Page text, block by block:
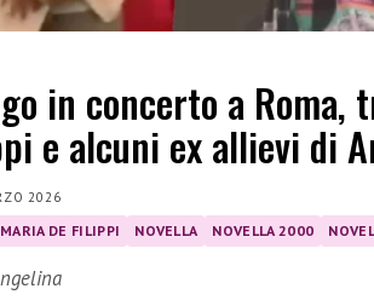
in concerto a Roma,
e alcuni ex allievi di
2026
MARIA DE FILIPPI NOVELLA NOVELLA 2000